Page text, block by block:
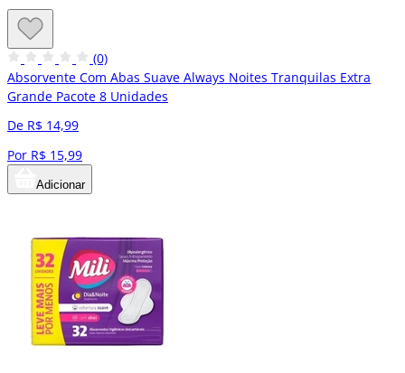
(0)
Absorvente Com Abas Suave Always Noites Tranquilas Extra
Grande Pacote 8 Unidades
De R$ 14,99
Por R$ 15,99
Adicionar